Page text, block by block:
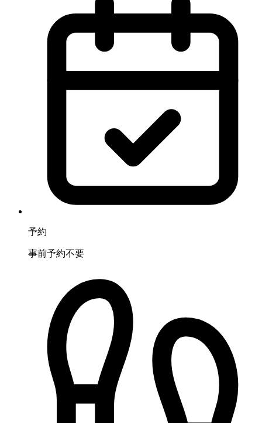
予約
事前予約不要